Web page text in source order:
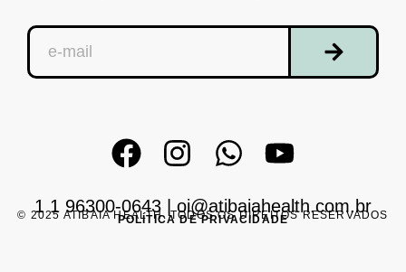
1 1 96300-0643 |oi@atibaiahealth.com.br
© 2025 ATIBAIA HEALTH. TODOS OS DIREITOS RESERVADOS
POLÍTICA DE PRIVACIDADE